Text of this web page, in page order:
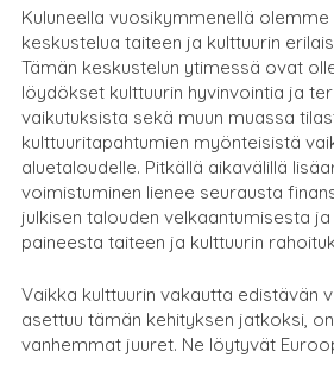
Kuluneella vuosikymmenellä
keskustelua taiteen ja kulttuurin
Tämän keskustelun ytimessä ovat
löydökset kulttuurin hyvinvointia ja
vaikutuksista sekä muun muassa
kulttuuritapahtumien myönteisistä
aluetaloudelle. Pitkällä aikavälillä
voimistuminen lienee seurausta
julkisen talouden velkaantumisesta
paineesta taiteen ja kulttuurin
Vaikka kulttuurin vakautta edistävän
asettuu tämän kehityksen jatkoksi,
vanhemmat juuret. Ne löytyvät